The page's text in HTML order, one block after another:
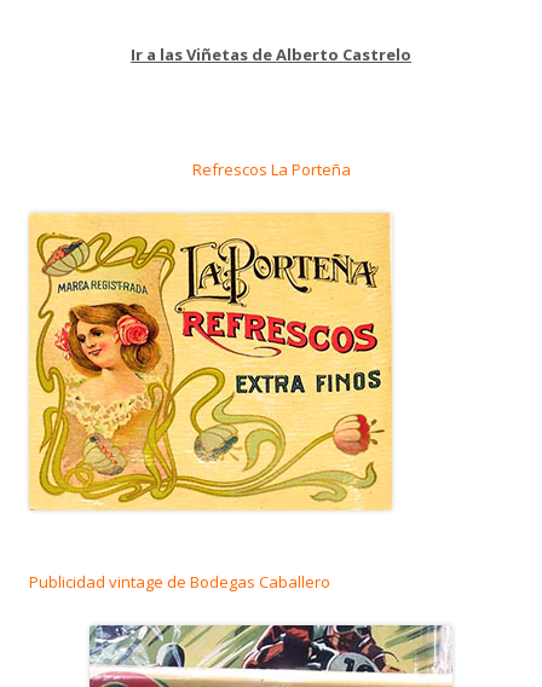
Ir a las Viñetas de Alberto Castrelo
Refrescos La Porteña
Publicidad vintage de Bodegas Caballero